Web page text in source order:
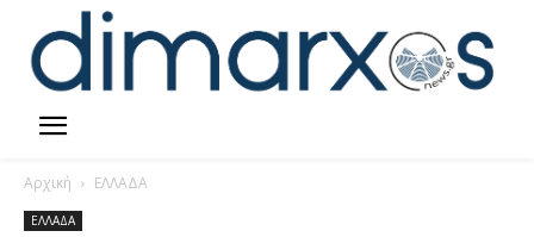
Αρχική ΕΛΛΑΔΑ
ΕΛΛΑΔΑ